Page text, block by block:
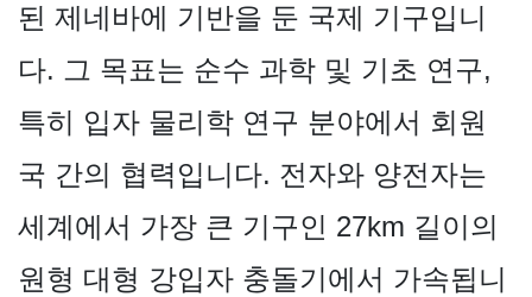
된 제네바에 기반을 둔 국제 기구입니
다. 그 목표는 순수 과학 및 기초 연구,
특히 입자 물리학 연구 분야에서 회원
국 간의 협력입니다. 전자와 양전자는
세계에서 가장 큰 기구인 27km 길이의
원형 대형 강입자 충돌기에서 가속됩니